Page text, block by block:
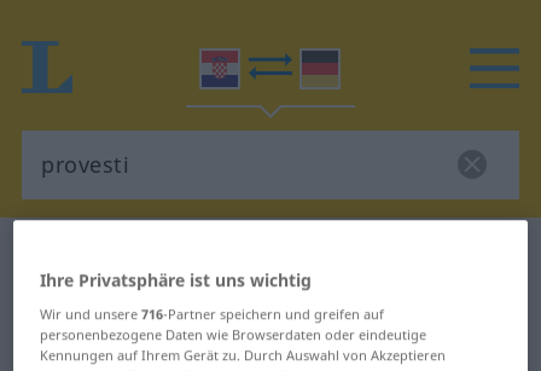
Kroatisch-Deutsch Übersetzung für
"provesti"
Ihre Privatsphäre ist uns wichtig
Wir und unsere716-Partner speichern und greifen auf
personenbezogene Daten wie Browserdaten oder eindeutige
Kennungen auf Ihrem Gerät zu. Durch Auswahl von Akzeptieren